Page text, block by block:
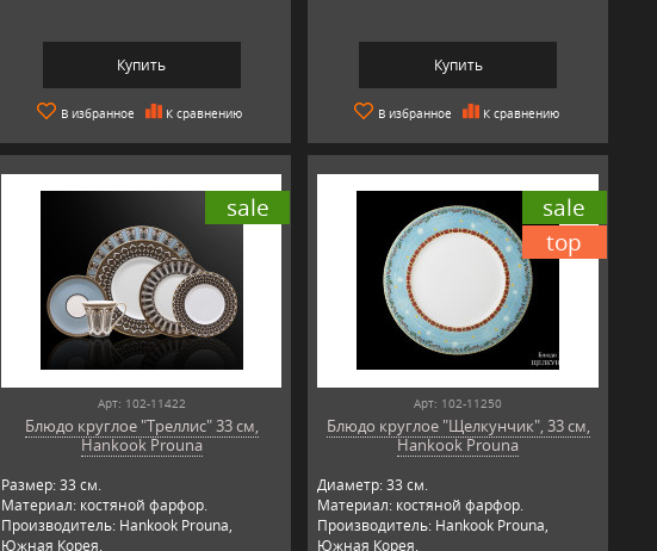
Купить
В избранное К сравнению
Купить
В избранное К сравнению
sale
Арт: 102-11422
Блюдо круглое "Треллис" 33 см,
Hankook Prouna
Размер: 33 см.
Материал: костяной фарфор.
Производитель: Hankook Prouna,
Южная Корея.
sale
top
Арт: 102-11250
Блюдо круглое "Щелкунчик", 33 см,
Hankook Prouna
Диаметр: 33 см.
Материал: костяной фарфор.
Производитель: Hankook Prouna,
Южная Корея.